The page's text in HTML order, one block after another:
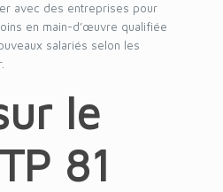
avec des entreprises pour
en main-d’œuvre qualifiée
salariés selon les
le
81